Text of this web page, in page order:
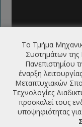
Το Τμήμα
Συστημάτων της
Πανεπιστημίου
έναρξη
Μεταπτυχιακών
Τεχνολογίες
προσκαλεί τους
υποψηφιότητας